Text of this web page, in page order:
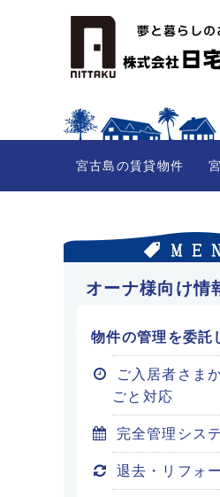
宮古島の賃貸物件
オーナ様向け情
物件の管理を委託
ご入居者さま
ごと対応
完全管理シス
退去・リフォ